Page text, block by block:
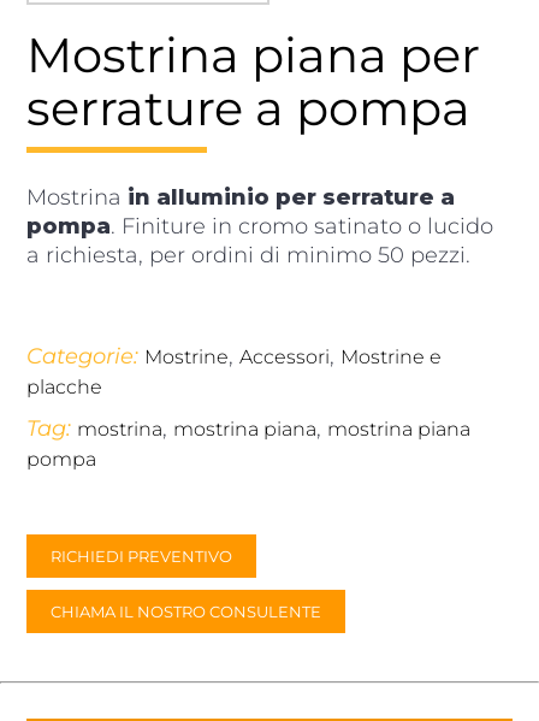
Mostrina piana per
serrature a pompa
Mostrina in alluminio per serrature a
pompa. Finiture in cromo satinato o lucido
a richiesta, per ordini di minimo 50 pezzi.
Categorie: Mostrine, Accessori, Mostrine e
placche
Tag: mostrina, mostrina piana, mostrina piana
pompa
RICHIEDI PREVENTIVO
CHIAMA IL NOSTRO CONSULENTE